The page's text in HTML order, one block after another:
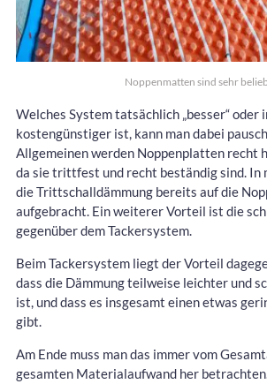
Noppenmatten sind sehr
Welches System tatsächlich „besser“ oder
kostengünstiger ist, kann man dabei
Allgemeinen werden Noppenplatten recht
da sie trittfest und recht beständig sind. In
die Trittschalldämmung bereits auf die
aufgebracht. Ein weiterer Vorteil ist die
gegenüber dem Tackersystem.
Beim Tackersystem liegt der Vorteil
dass die Dämmung teilweise leichter und
ist, und dass es insgesamt einen etwas
gibt.
Am Ende muss man das immer vom
gesamten Materialaufwand her